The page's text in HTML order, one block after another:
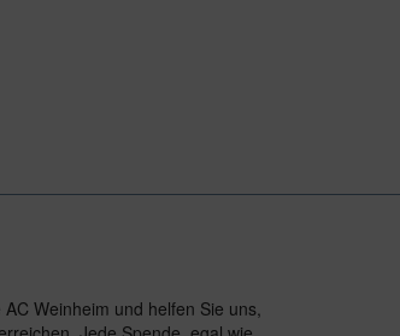
Weinheim und helfen Sie uns,